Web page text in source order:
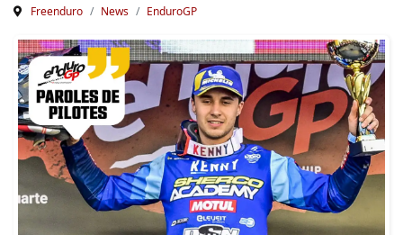
Freenduro News EnduroGP